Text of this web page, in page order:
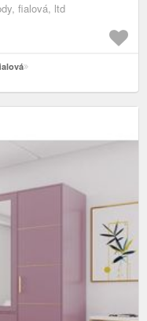
fialová, ltd